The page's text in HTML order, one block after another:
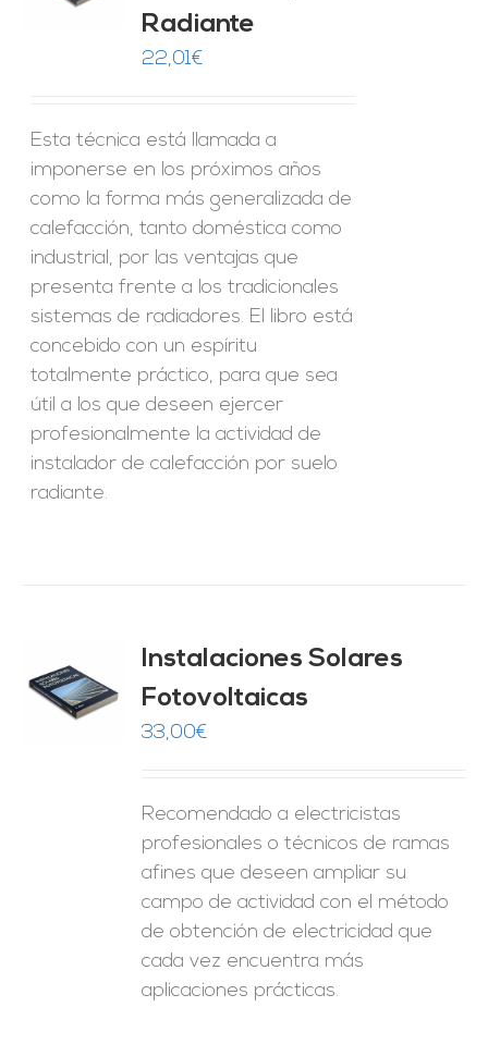
Radiante
22,01€
Esta técnica está llamada a
imponerse en los próximos años
como la forma más generalizada de
calefacción, tanto doméstica como
industrial, por las ventajas que
presenta frente a los tradicionales
sistemas de radiadores. El libro está
concebido con un espíritu
totalmente práctico, para que sea
útil a los que deseen ejercer
profesionalmente la actividad de
instalador de calefacción por suelo
radiante.
Instalaciones Solares
Fotovoltaicas
33,00€
Recomendado a electricistas
profesionales o técnicos de ramas
afines que deseen ampliar su
campo de actividad con el método
de obtención de electricidad que
cada vez encuentra más
aplicaciones prácticas.